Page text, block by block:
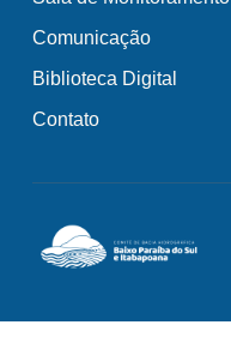
Comunicação
Biblioteca Digital
Contato